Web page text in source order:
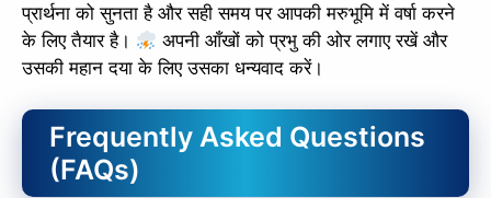
प्रार्थना को सुनता है और सही समय पर आपकी मरुभूमि में वर्षा करने
के लिए तैयार है।
अपनी आँखों को प्रभु की ओर लगाए रखें और
उसकी महान दया के लिए उसका धन्यवाद करें।
Frequently Asked Questions
(FAQs)